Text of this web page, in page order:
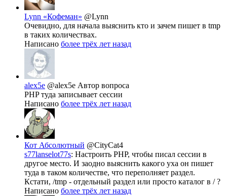
Lynn «Кофеман» @Lynn
Очевидно, для начала выяснить кто и зачем пишет в tmp
в таких количествах.
Написано более трёх лет назад
alex5e @alex5e Автор вопроса
PHP туда записывает сессии
Написано более трёх лет назад
Кот Абсолютный @CityCat4
s77lanselot77s: Настроить PHP, чтобы писал сессии в
другое место. И заодно выяснить какого уха он пишет
туда в таком количестве, что переполняет раздел.
Кстати, /tmp - отдельный раздел или просто каталог в / ?
Написано более трёх лет назад